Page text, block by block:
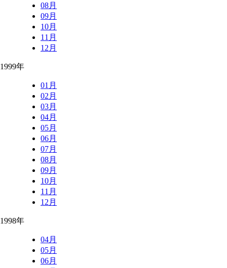
08月
09月
10月
11月
12月
1999年
01月
02月
03月
04月
05月
06月
07月
08月
09月
10月
11月
12月
1998年
04月
05月
06月